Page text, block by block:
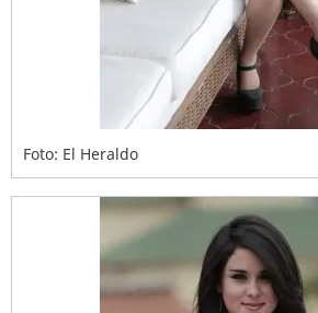
Foto: El Heraldo